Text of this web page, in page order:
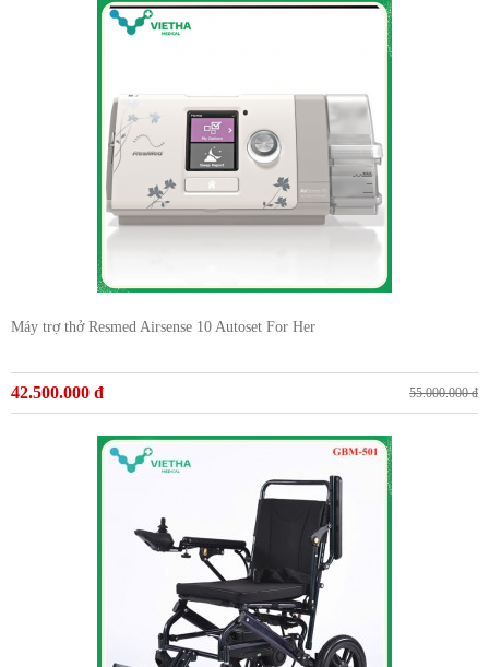
Máy trợ thở Resmed Airsense 10 Autoset For Her
42.500.000 đ 55.000.000 đ